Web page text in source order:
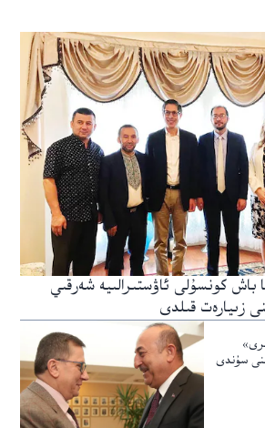
باش كونسۇلى ئاۋستىرالىيە شەرقىي
زىيارەت قىلدى
سۇندى